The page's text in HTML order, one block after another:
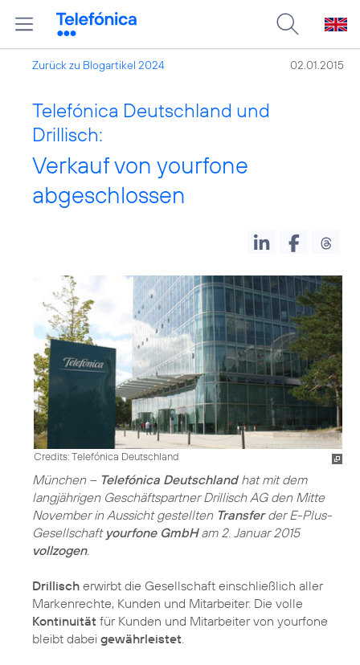
Zurück zu Blogartikel 2024 02.01.2015
Telefónica Deutschland und
Drillisch:
Verkauf von yourfone
abgeschlossen
Credits: Telefónica Deutschland
München – Telefónica Deutschlandhat mit dem
langjährigen Geschäftspartner Drillisch AG den Mitte
November in Aussicht gestellten Transferder E-Plus-
Gesellschaft yourfone GmbHam 2. Januar 2015
vollzogen.
Drillisch erwirbt die Gesellschaft einschließlich aller
Markenrechte, Kunden und Mitarbeiter. Die volle
Kontinuität für Kunden und Mitarbeiter von yourfone
bleibt dabei gewährleistet.